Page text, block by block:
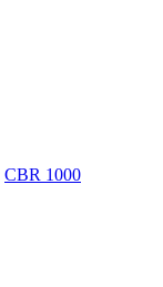
CBR 1000